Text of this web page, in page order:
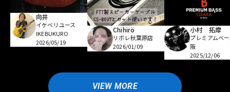
向井
イケベリユース
IKEBUKURO
2026/05/19
Chihirö
リボレ秋葉原店
2026/01/09
小村 拓摩
プレミアムベ
阪
2025/12/06
VIEW MORE